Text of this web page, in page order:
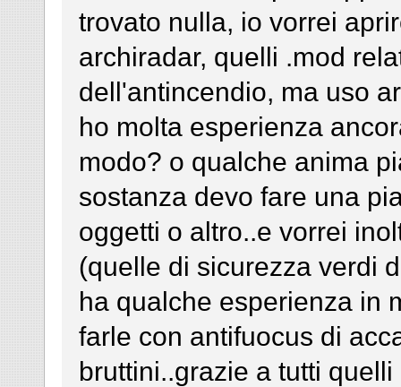
trovato nulla, io vorrei
archiradar, quelli .mod
dell'antincendio, ma uso
ho molta esperienza
modo? o qualche anima
sostanza devo fare una
oggetti o altro..e vorrei
(quelle di sicurezza verdi
ha qualche esperienza in
farle con antifuocus di
bruttini..grazie a tutti